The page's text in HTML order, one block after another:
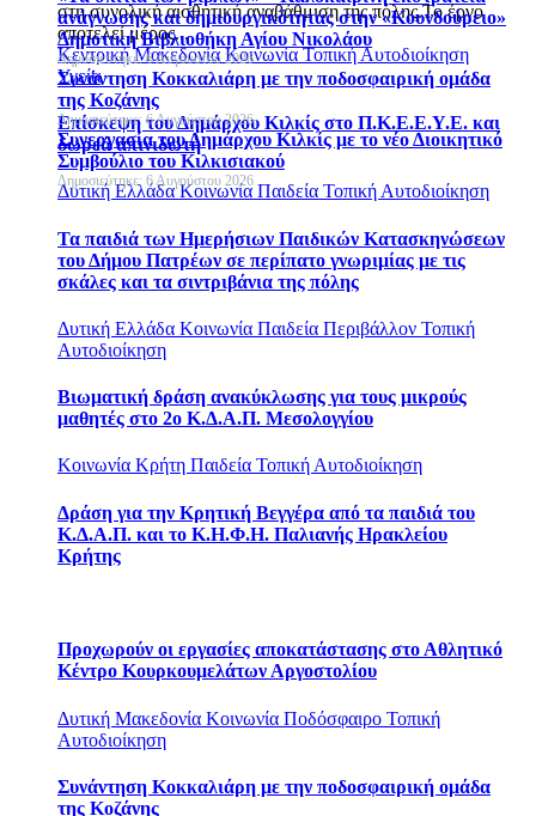
στη συνολική αισθητική αναβάθμιση της πόλης.Το έργο
αποτελεί μέρος...
Κεντρική ΜακεδονίαΚοινωνίαΤοπική Αυτοδιοίκηση
Υγεία
Επίσκεψη του Δημάρχου Κιλκίς στο Π.Κ.Ε.Ε.Υ.Ε. και
δωρεά απινιδωτή
Δυτική ΕλλάδαΚοινωνίαΠαιδεία Τοπική Αυτοδιοίκηση
Τα παιδιά των Ημερήσιων Παιδικών Κατασκηνώσεων
του Δήμου Πατρέων σε περίπατο γνωριμίας με τις
σκάλες και τα σιντριβάνια της πόλης
Δυτική Ελλάδα Κοινωνία Παιδεία Περιβάλλον Τοπική
Αυτοδιοίκηση
Βιωματική δράση ανακύκλωσης για τους μικρούς
μαθητές στο 2ο Κ.Δ.Α.Π. Μεσολογγίου
Κοινωνία Κρήτη Παιδεία Τοπική Αυτοδιοίκηση
Δράση για την Κρητική Βεγγέρα από τα παιδιά του
Κ.Δ.Α.Π. και το Κ.Η.Φ.Η. Παλιανής Ηρακλείου
Κρήτης
Προχωρούν οι εργασίες αποκατάστασης στο Αθλητικό
Κέντρο Κουρκουμελάτων Αργοστολίου
Δυτική Μακεδονία Κοινωνία Ποδόσφαιρο Τοπική
Αυτοδιοίκηση
Συνάντηση Κοκκαλιάρη με την ποδοσφαιρική ομάδα
της Κοζάνης
ανάγνωσης και δημιουργικότητας στην «Κουνδούρειο»
Δημοτική Βιβλιοθήκη Αγίου Νικολάου
Δημοσιεύτηκε: 6 Αυγούστου 2026
Συνάντηση Κοκκαλιάρη με την ποδοσφαιρική ομάδα
της Κοζάνης
Δημοσιεύτηκε: 6 Αυγούστου 2026
Συνεργασία του Δημάρχου Κιλκίς με το νέο Διοικητικό
Συμβούλιο του Κιλκισιακού
Δημοσιεύτηκε: 6 Αυγούστου 2026